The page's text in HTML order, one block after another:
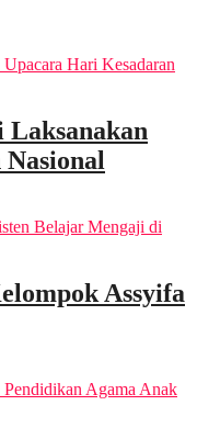
Laksanakan
Assyifa